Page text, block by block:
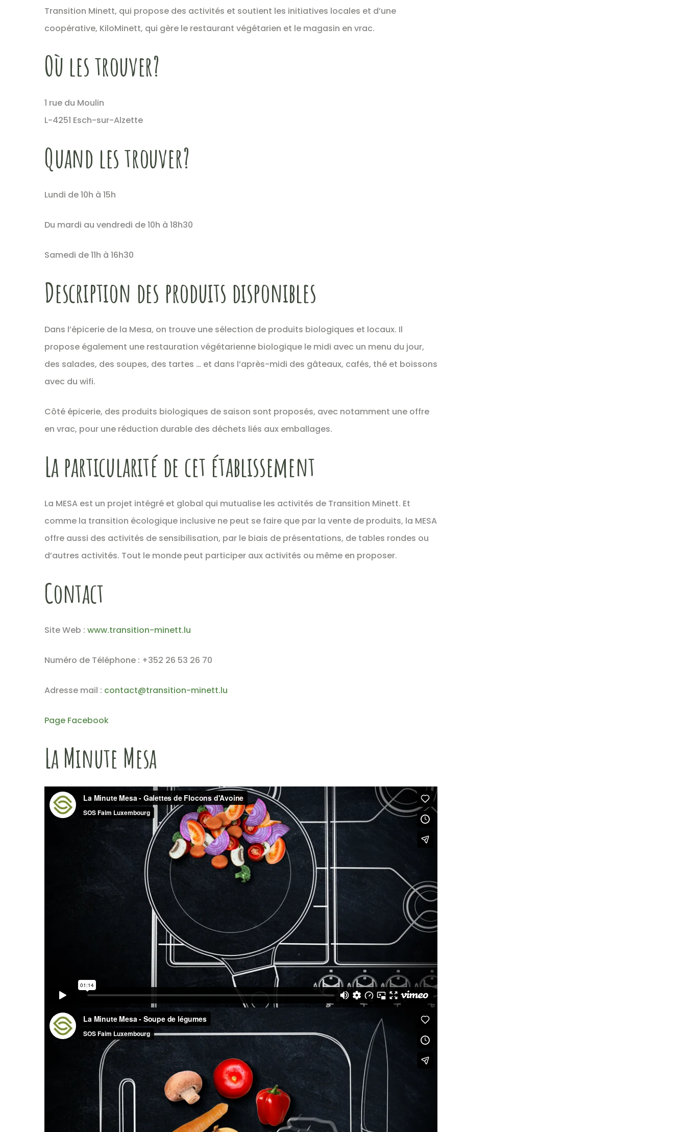
Transition Minett, qui propose des activités et soutient les initiatives locales et d’une
coopérative, KiloMinett, qui gère le restaurant végétarien et le magasin en vrac.
Où les trouver?
1 rue du Moulin
L-4251 Esch-sur-Alzette
Quand les trouver?
Lundi de 10h à 15h
Du mardi au vendredi de 10h à 18h30
Samedi de 11h à 16h30
Description des produits disponibles
Dans l’épicerie de la Mesa, on trouve une sélection de produits biologiques et locaux. Il
propose également une restauration végétarienne biologique le midi avec un menu du jour,
des salades, des soupes, des tartes … et dans l’après-midi des gâteaux, cafés, thé et boissons
avec du wifi.
Côté épicerie, des produits biologiques de saison sont proposés, avec notamment une offre
en vrac, pour une réduction durable des déchets liés aux emballages.
La particularité de cet établissement
La MESA est un projet intégré et global qui mutualise les activités de Transition Minett. Et
comme la transition écologique inclusive ne peut se faire que par la vente de produits, la MESA
offre aussi des activités de sensibilisation, par le biais de présentations, de tables rondes ou
d’autres activités. Tout le monde peut participer aux activités ou même en proposer.
Contact
Site Web : www.transition-minett.lu
Numéro de Téléphone : +352 26 53 26 70
Adresse mail : contact@transition-minett.lu
Page Facebook
La Minute Mesa